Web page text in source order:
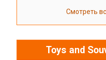
Смотреть
Toys and